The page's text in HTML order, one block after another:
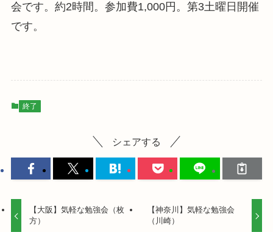
会です。約2時間。参加費1,000円。第3土曜日開催
です。
終了
シェアする
【大阪】気軽な勉強会（枚
方）
【神奈川】気軽な勉強会
（川崎）